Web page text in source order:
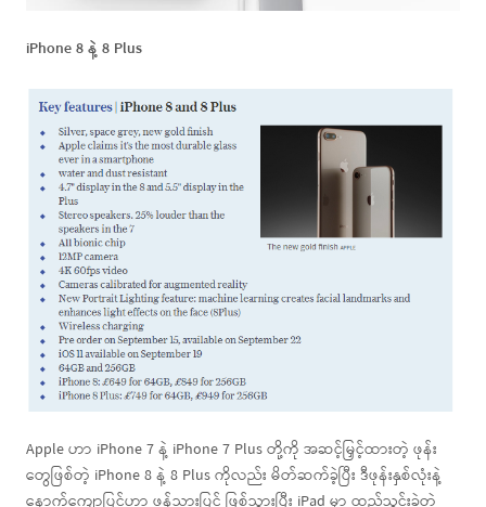
iPhone 8 နဲ့ 8 Plus
Apple ဟာ iPhone 7 နဲ့ iPhone 7 Plus တို့ကို အဆင့်မြှင့်ထားတဲ့ ဖုန်း
တွေဖြစ်တဲ့ iPhone 8 နဲ့ 8 Plus ကိုလည်း မိတ်ဆက်ခဲ့ပြီး ဒီဖုန်းနှစ်လုံးနဲ့